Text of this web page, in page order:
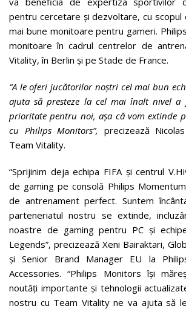
pentru cercetare și dezvoltare, cu scopul
mai bune monitoare pentru gameri.
monitoare în cadrul centrelor de
Vitality, în Berlin și pe Stade de France.
“A le oferi jucătorilor noștri cel mai bun
ajuta să presteze la cel mai înalt nivel a
prioritate pentru noi, așa că vom extinde
cu Philips Monitors”, precizează
Team Vitality.
“Sprijinim deja echipa FIFA și centrul
de gaming pe consolă Philips
de antrenament perfect. Suntem
parteneriatul nostru se extinde,
noastre de gaming pentru PC și
Legends”, precizează Xeni Bairaktari,
și Senior Brand Manager EU la
Accessories. “Philips Monitors își
noutăți importante și tehnologii
nostru cu Team Vitality ne va ajuta să